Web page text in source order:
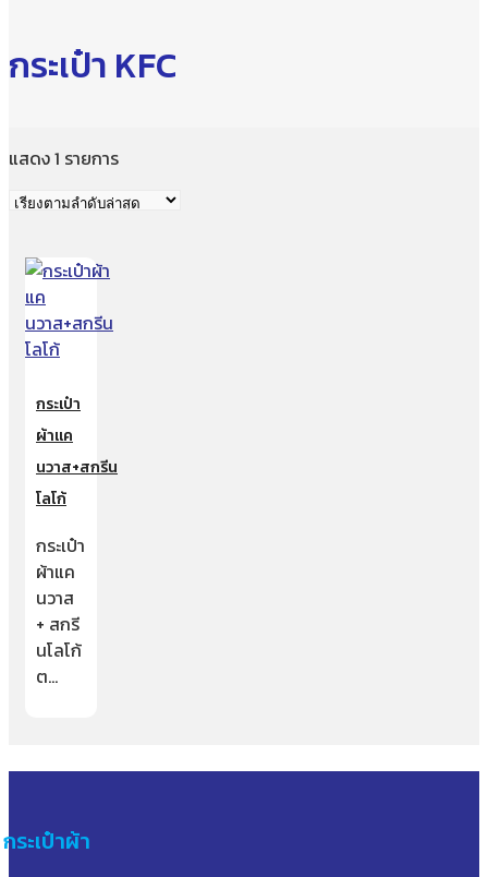
กระเป๋า KFC
แสดง 1 รายการ
กระเป๋า
ผ้าแค
นวาส+สกรีน
โลโก้
กระเป๋า
ผ้าแค
นวาส
+ สกรี
นโลโก้
ต…
กระเป๋าผ้า